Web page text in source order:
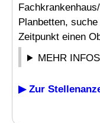
Planbetten,
Zeitpunkt einen
MEHR
▶ Zur